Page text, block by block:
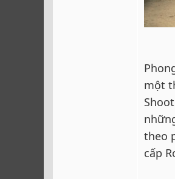
một
theo
cấp